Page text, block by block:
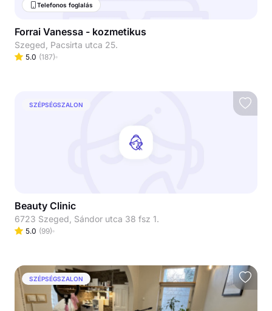
Telefonos foglalás
Forrai Vanessa - kozmetikus
Szeged, Pacsirta utca 25.
5.0 (187)
SZÉPSÉGSZALON
Beauty Clinic
6723 Szeged, Sándor utca 38 fsz 1.
5.0 (99)
SZÉPSÉGSZALON